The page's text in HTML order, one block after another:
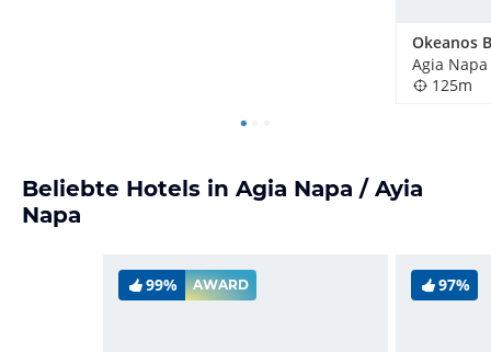
Agia
125m
Beliebte Hotels in Agia Napa / Ayia
Napa
99% AWARD 97%